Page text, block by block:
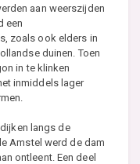
aan weerszijden
een
zoals ook elders in
duinen. Toen
in te klinken
inmiddels lager
langs de
Amstel werd de dam
ontleent. Een deel